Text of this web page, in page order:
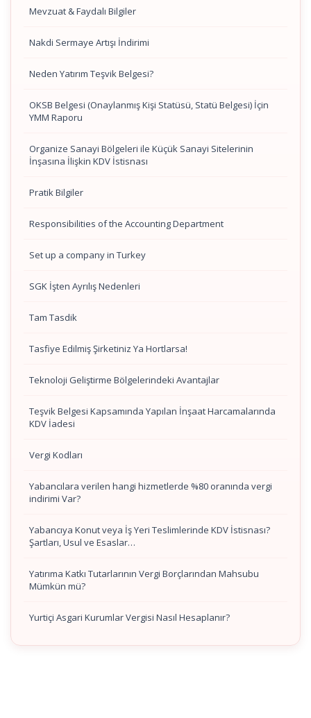
Mevzuat & Faydalı Bilgiler
Nakdi Sermaye Artışı İndirimi
Neden Yatırım Teşvik Belgesi?
OKSB Belgesi (Onaylanmış Kişi Statüsü, Statü Belgesi) İçin
YMM Raporu
Organize Sanayi Bölgeleri ile Küçük Sanayi Sitelerinin
İnşasına İlişkin KDV İstisnası
Pratik Bilgiler
Responsibilities of the Accounting Department
Set up a company in Turkey
SGK İşten Ayrılış Nedenleri
Tam Tasdik
Tasfiye Edilmiş Şirketiniz Ya Hortlarsa!
Teknoloji Geliştirme Bölgelerindeki Avantajlar
Teşvik Belgesi Kapsamında Yapılan İnşaat Harcamalarında
KDV İadesi
Vergi Kodları
Yabancılara verilen hangi hizmetlerde %80 oranında vergi
indirimi Var?
Yabancıya Konut veya İş Yeri Teslimlerinde KDV İstisnası?
Şartları, Usul ve Esaslar…
Yatırıma Katkı Tutarlarının Vergi Borçlarından Mahsubu
Mümkün mü?
Yurtiçi Asgari Kurumlar Vergisi Nasıl Hesaplanır?